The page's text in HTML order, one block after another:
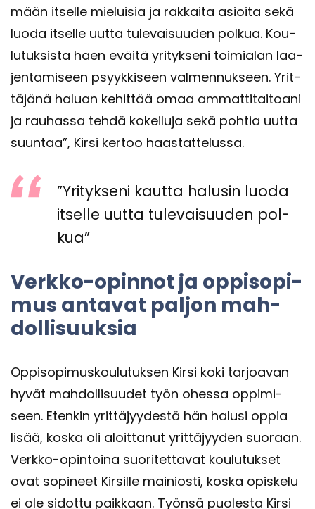
mään it­sel­le mie­lui­sia ja rak­kai­ta asioi­ta sekä
luoda it­sel­le uutta tu­le­vai­suu­den pol­kua. Kou­
lu­tuk­sis­ta haen eväi­tä yri­tyk­se­ni toi­mia­lan laa­
jen­ta­mi­seen psyyk­ki­seen val­men­nuk­seen. Yrit­
tä­jä­nä ha­luan ke­hit­tää omaa am­mat­ti­tai­toa­ni
ja rau­has­sa tehdä ko­kei­lu­ja sekä poh­tia uutta
suun­taa”, Kirsi ker­too haas­tat­te­lus­sa.
”Yri­tyk­se­ni kaut­ta ha­lusin luoda
it­sel­le uutta tu­le­vai­suu­den pol­
kua”
Verkko-​opinnot ja op­pi­so­pi­
mus an­ta­vat pal­jon mah­
dol­li­suuk­sia
Op­pi­so­pi­mus­kou­lu­tuk­sen Kirsi koki tar­joa­van
hyvät mah­dol­li­suu­det työn ohes­sa op­pi­mi­
seen. Eten­kin yrit­tä­jyy­des­tä hän ha­lusi oppia
lisää, koska oli aloit­ta­nut yrit­tä­jyy­den suo­raan.
Verkko-​opintoina suo­ri­tet­ta­vat kou­lu­tuk­set
ovat so­pi­neet Kir­sil­le mai­nios­ti, koska opis­ke­lu
ei ole si­dot­tu paik­kaan. Työn­sä puo­les­ta Kirsi